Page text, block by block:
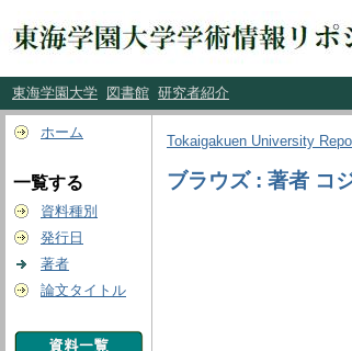
東海学園大学 図書館 研究者紹介
ホーム
一覧する
資料種別
発行日
著者
論文タイトル
Tokaigakuen University
ブラウズ : 著者 コ